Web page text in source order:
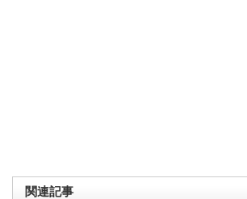
関連記事